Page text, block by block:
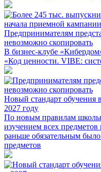
Предпринимателям
невозможно скопировать
В бизнес-клубе
«Код ценности. VIBE:
Новый стандарт обучения
2027 году
По новым правилам
изучением всех предметов
раньше обязательным
предметов